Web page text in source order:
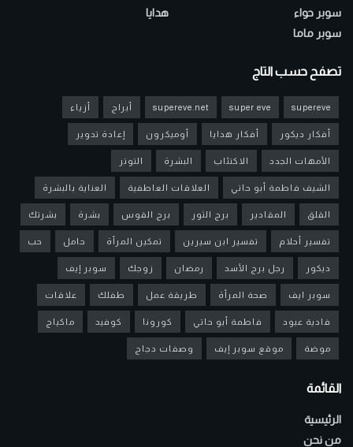
سوبر حواء
سوبر ماما
هدايا
تصفح حسب التاج
supereve
super eve
supereve.net أبراج أزياء
أفكار ديكور أفكار هدايا أوميكرون إعادة تدوير
الأمهات الجدد الاكتئاب البشرة التوتر
الشيف فاطمة أبو حاتي العلاقات العاطفية العناية بالبشرة
القلق المقادير برج الثور برج القوس بشرة بشرتك
تفسير أحلام تفسير ابن سيرين تمكين المرأة حامل حب
ديكور رجل برج الأسد رمضان زوجك سوبر إيف
سوبر ايف صحة المرأة طريقة عمل طفلك علاقات
فادية عبود فاطمة أبو حاتي كورونا كوفيد ماكياج
موضة موقع سوبر إيف وصفات دجاج
القائمة
الرئيسية
من نحن